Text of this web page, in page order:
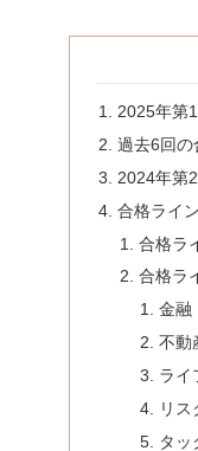
2025年第
過去6回の
2024年第
合格ライ
合格ラ
合格ラ
金融
不動
ライ
リス
タッ